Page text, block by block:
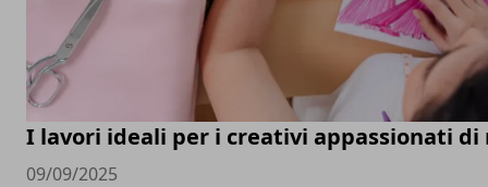
I lavori ideali per i creativi appassionati di
09/09/2025